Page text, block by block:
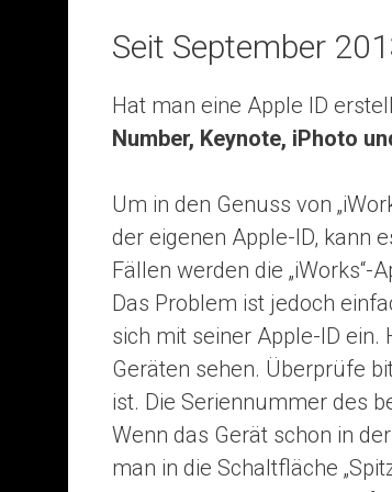
Seit September
Hat man eine Apple ID
Number, Keynote, iPhoto
Um in den Genuss von
der eigenen Apple-ID, kann
Fällen werden die
Das Problem ist jedoch
sich mit seiner Apple-ID ein.
Geräten sehen. Überprüfe
ist. Die Seriennummer des
Wenn das Gerät schon in
man in die Schaltfläche